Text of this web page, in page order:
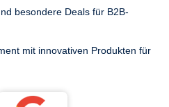
besondere Deals für B2B-
mit innovativen Produkten für